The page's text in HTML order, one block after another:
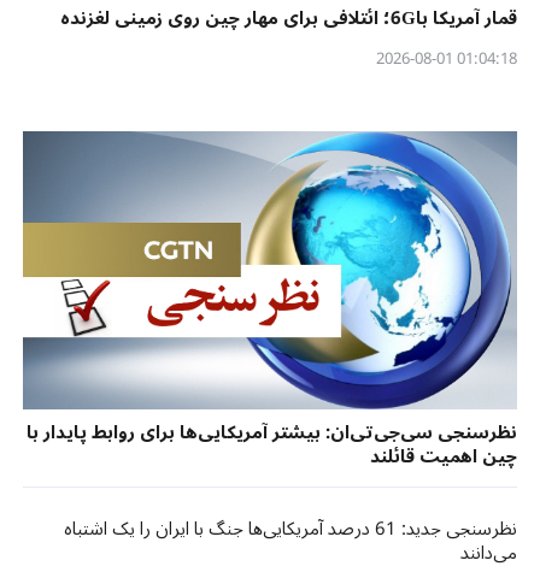
قمار آمریکا با6G؛ ائتلافی برای مهار چین روی زمینی لغزنده
01:04:18 2026-08-01
نظرسنجی سی‌جی‌تی‌ان: بیشتر آمریکایی‌ها برای روابط پایدار با
چین اهمیت قائلند
نظرسنجی جدید: 61 درصد آمریکایی‌ها جنگ با ایران را یک اشتباه
می‌دانند